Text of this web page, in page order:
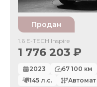
Продан
1.6 E-TECH Inspire
1 776 203 ₽
2023 67 100 км
145 л.с. Автомат